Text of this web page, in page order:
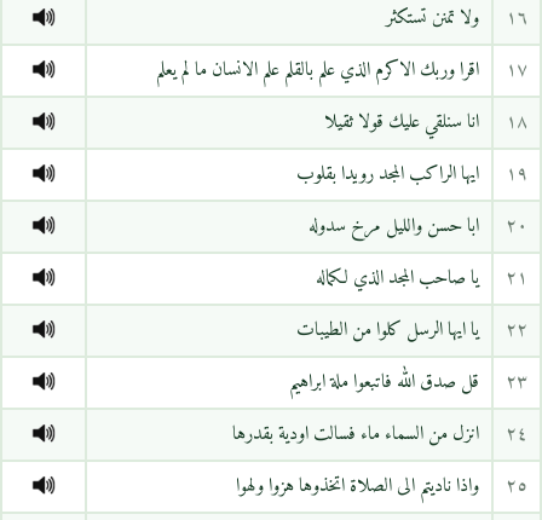
١٦
ولا تمنن تستكثر
١٧
اقرا وربك الاكرم الذي علم بالقلم علم الانسان ما لم يعلم
١٨
انا سنلقي عليك قولا ثقيلا
١٩
ايها الراكب المجد رويدا بقلوب
٢٠
ابا حسن والليل مرخ سدوله
٢١
يا صاحب المجد الذي لكماله
٢٢
يا ايها الرسل كلوا من الطيبات
٢٣
قل صدق الله فاتبعوا ملة ابراهيم
٢٤
انزل من السماء ماء فسالت اودية بقدرها
٢٥
واذا ناديتم الى الصلاة اتخذوها هزوا ولهوا